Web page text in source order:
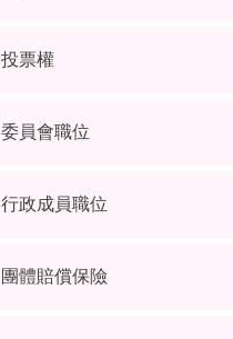
投票權
委員會職位
行政成員職位
團體賠償保險